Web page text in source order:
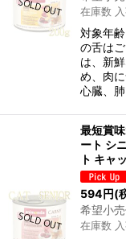
在庫数
対象年
の舌は
は、新
め、肉
心臓、
最短賞
ート シ
ト キャ
594円(
希望小
在庫数